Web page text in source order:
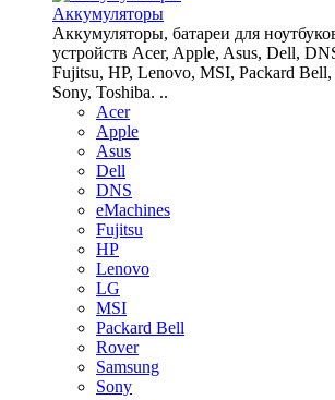
Аккумуляторы
Аккумуляторы, батареи для
устройств Acer, Apple, Asus, Dell,
Fujitsu, HP, Lenovo, MSI, Packard Bell,
Sony, Toshiba. ..
Acer
Apple
Asus
Dell
DNS
eMachines
Fujitsu
HP
Lenovo
LG
MSI
Packard Bell
Rover
Samsung
Sony